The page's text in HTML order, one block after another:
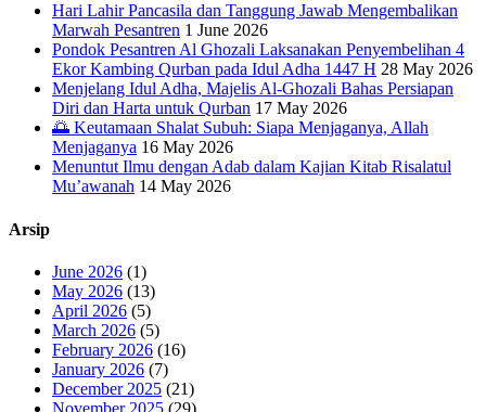
Hari Lahir Pancasila dan Tanggung Jawab Mengembalikan
Marwah Pesantren 1 June 2026
Pondok Pesantren Al Ghozali Laksanakan Penyembelihan 4
Ekor Kambing Qurban pada Idul Adha 1447 H 28 May 2026
Menjelang Idul Adha, Majelis Al-Ghozali Bahas Persiapan
Diri dan Harta untuk Qurban 17 May 2026
🌅 Keutamaan Shalat Subuh: Siapa Menjaganya, Allah
Menjaganya 16 May 2026
Menuntut Ilmu dengan Adab dalam Kajian Kitab Risalatul
Mu’awanah 14 May 2026
Arsip
June 2026 (1)
May 2026 (13)
April 2026 (5)
March 2026 (5)
February 2026 (16)
January 2026 (7)
December 2025 (21)
November 2025 (29)